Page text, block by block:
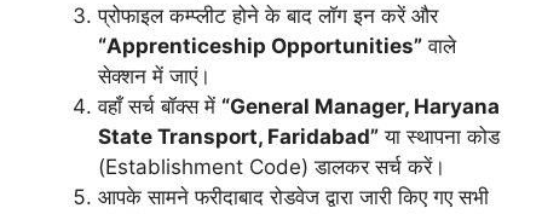
प्रोफाइल कम्प्लीट होने के बाद लॉग इन करें और
“Apprenticeship Opportunities” वाले
सेक्शन में जाएं।
वहाँ सर्च बॉक्स में “General Manager, Haryana
State Transport, Faridabad” या स्थापना कोड
(Establishment Code) डालकर सर्च करें।
आपके सामने फरीदाबाद रोडवेज द्वारा जारी किए गए सभी